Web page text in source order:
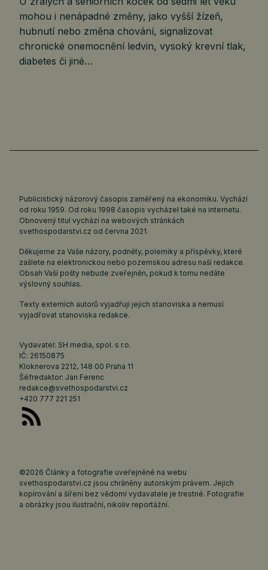
mohou i nenápadné změny, jako vyšší žízeň,
hubnutí nebo změna chování, signalizovat
chronické onemocnění ledvin, vysoký krevní tlak,
diabetes či jiné…
Publicistický názorový časopis zaměřený na ekonomiku. Vychází
od roku 1959. Od roku 1998 časopis vycházel také na internetu.
Obnovený titul vychází na webových stránkách
svethospodarstvi.cz od června 2021.
Děkujeme za Vaše názory, podněty, polemiky a příspěvky, které
zašlete na elektronickou nebo pozemskou adresu naší redakce.
Obsah Vaší pošty nebude zveřejněn, pokud k tomu nedáte
výslovný souhlas.
Texty externích autorů vyjadřují jejich stanoviska a nemusí
vyjadřovat stanoviska redakce.
Vydavatel: SH media, spol. s r.o.
IČ: 26150875
Kloknerova 2212, 148 00 Praha 11
Šéfredaktor: Jan Ferenc
redakce@svethospodarstvi.cz
+420 777 221 251
©2026 Články a fotografie uveřejněné na webu
svethospodarstvi.cz jsou chráněny autorským právem. Jejich
kopírování a šíření bez vědomí vydavatele je trestné. Fotografie
a obrázky jsou ilustrační, nikoliv reportážní.